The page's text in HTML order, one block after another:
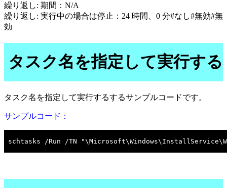
繰り返し: 期間：N/A
繰り返し: 実行中の場合は停止：24 時間、0 分#なし#無効#無
効
タスク名を指定して実行する
タスク名を指定して実行するするサンプルコードです。
サンプルコード：